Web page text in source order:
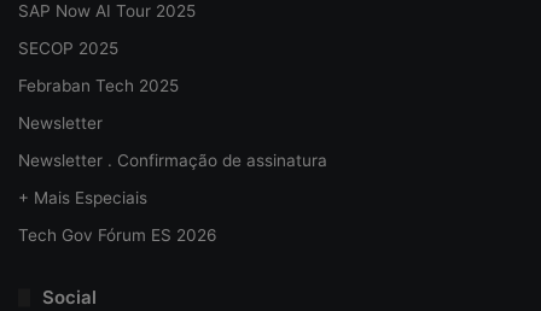
SAP Now AI Tour 2025
SECOP 2025
Febraban Tech 2025
Newsletter
Newsletter . Confirmação de assinatura
+ Mais Especiais
Tech Gov Fórum ES 2026
Social